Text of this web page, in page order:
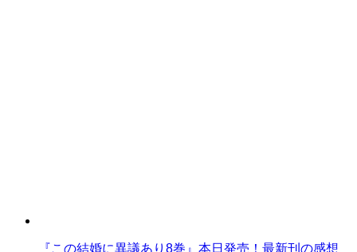
『この結婚に異議あり8巻』本日発売！最新刊の感想